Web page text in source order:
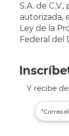
S.A. de
autorizada,
Ley de la
Federal del
Y recibe